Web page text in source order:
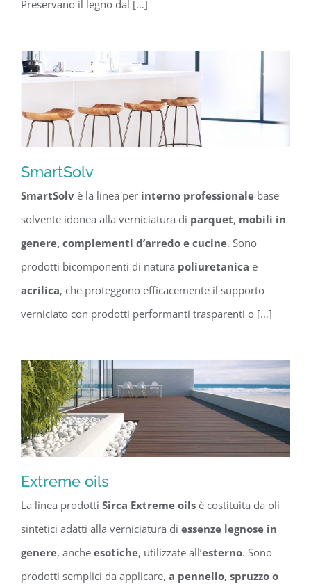
Preservano il legno dal […]
SmartSolv
SmartSolv
SmartSolv è la linea per interno professionale base
solvente idonea alla verniciatura di parquet, mobili in
genere, complementi d’arredo e cucine. Sono
prodotti bicomponenti di natura poliuretanica e
acrilica, che proteggono efficacemente il supporto
verniciato con prodotti performanti trasparenti o […]
Extreme oils
Extreme oils
La linea prodotti Sirca Extreme oils è costituita da oli
sintetici adatti alla verniciatura di essenze legnose in
genere, anche esotiche, utilizzate all’esterno. Sono
prodotti semplici da applicare, a pennello, spruzzo o